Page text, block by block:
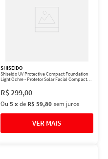
SHISEIDO
Shiseido UV Protective Compact Foundation
Light Ochre - Protetor Solar Facial Compacto
R$299,00
Ou 5 xde R$ 59,80 sem juros